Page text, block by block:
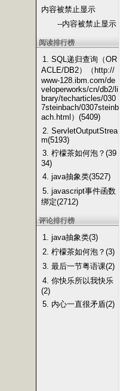
内容被禁止显示
--内容被禁止显示
阅读排行榜
1. SQL递归查询（OR
ACLE/DB2）（http://
www-128.ibm.com/de
veloperworks/cn/db2/li
brary/techarticles/030
7steinbach/0307steinb
ach.html）(5409)
2. ServletOutputStrea
m(5193)
3. 柠檬茶如何泡？(39
34)
4. java抽象类(3527)
5. javascript事件函数
绑定(2712)
评论排行榜
1. java抽象类(3)
2. 柠檬茶如何泡？(3)
3. 最后一节粤语课(2)
4. 你快乐所以我快乐
(2)
5. 内心一直很矛盾(2)